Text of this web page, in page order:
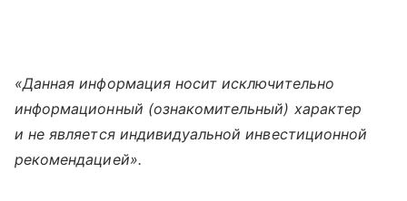
«Данная информация носит исключительно
информационный (ознакомительный) характер
и не является индивидуальной инвестиционной
рекомендацией».